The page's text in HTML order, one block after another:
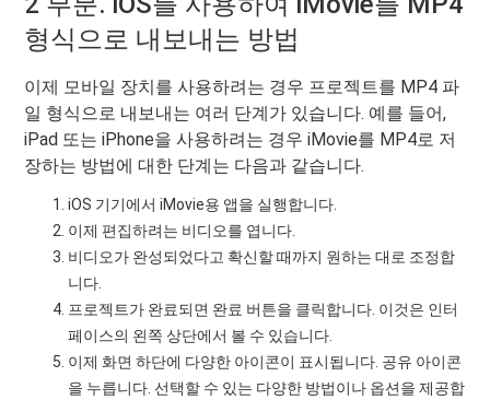
형식으로 내보내는 방법
이제 모바일 장치를 사용하려는 경우 프로젝트를 MP4 파
일 형식으로 내보내는 여러 단계가 있습니다. 예를 들어,
iPad 또는 iPhone을 사용하려는 경우 iMovie를 MP4로 저
장하는 방법에 대한 단계는 다음과 같습니다.
iOS 기기에서 iMovie용 앱을 실행합니다.
이제 편집하려는 비디오를 엽니다.
비디오가 완성되었다고 확신할 때까지 원하는 대로 조정합
니다.
프로젝트가 완료되면 완료 버튼을 클릭합니다. 이것은 인터
페이스의 왼쪽 상단에서 볼 수 있습니다.
이제 화면 하단에 다양한 아이콘이 표시됩니다. 공유 아이콘
을 누릅니다. 선택할 수 있는 다양한 방법이나 옵션을 제공합